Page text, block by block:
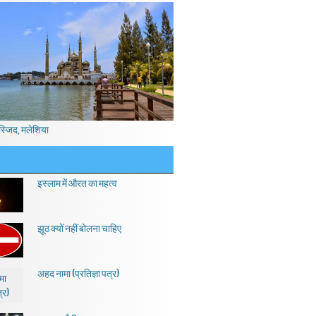
मलेशिया
इस्लाम में औरत का महत्व
झूठ क्यों नहीं बोलना चाहिए
अहद नामा (प्रतिज्ञा पत्र)